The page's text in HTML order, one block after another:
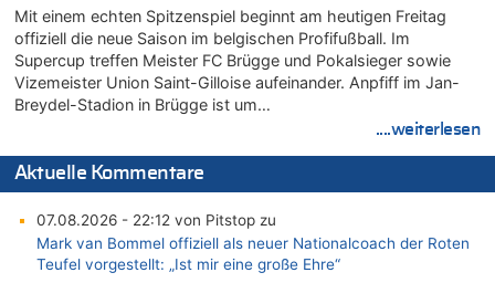
Mit einem echten Spitzenspiel beginnt am heutigen Freitag
offiziell die neue Saison im belgischen Profifußball. Im
Supercup treffen Meister FC Brügge und Pokalsieger sowie
Vizemeister Union Saint-Gilloise aufeinander. Anpfiff im Jan-
Breydel-Stadion in Brügge ist um…
....weiterlesen
Aktuelle Kommentare
07.08.2026 - 22:12 von Pitstop zu
Mark van Bommel offiziell als neuer Nationalcoach der Roten
Teufel vorgestellt: „Ist mir eine große Ehre“